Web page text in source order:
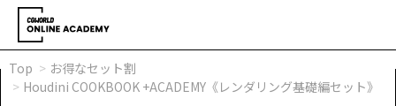
Top
お得なセット割
Houdini COOKBOOK +ACADEMY《レンダリング基礎編セット》